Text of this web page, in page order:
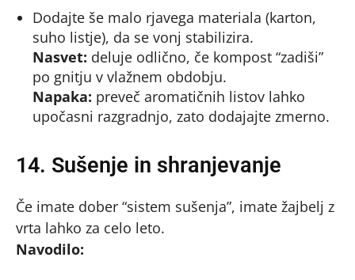
Dodajte še malo rjavega materiala (karton,
suho listje), da se vonj stabilizira.
Nasvet: deluje odlično, če kompost “zadiši”
po gnitju v vlažnem obdobju.
Napaka: preveč aromatičnih listov lahko
upočasni razgradnjo, zato dodajajte zmerno.
14. Sušenje in shranjevanje
Če imate dober “sistem sušenja”, imate žajbelj z
vrta lahko za celo leto.
Navodilo: